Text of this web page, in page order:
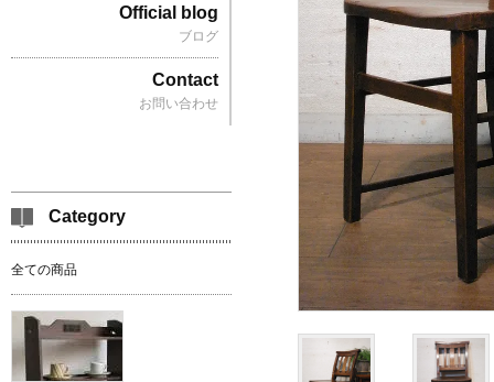
Official blog
ブログ
Contact
お問い合わせ
Category
全ての商品